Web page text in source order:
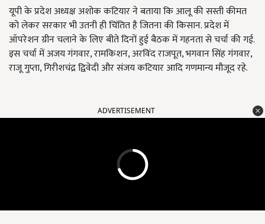
यूपी के प्रदेश अध्यक्ष अशोक कटियार ने बताया कि आलू की सस्ती कीमत
को लेकर सरकार भी उतनी ही चिंतित है जितना की किसान. प्रदेश में
ऑपरेशन ग्रीन चलाने के लिए बीते दिनों हुई बैठक में गहनता से चर्चा की गई.
इस चर्चा में अजय गंगवार,रामकिशन,अरविंद राजपूत,भगवान सिंह गंगवार,
राजू गुप्ता,गिरीशचंद्र द्विवेदी और संजय कटियार आदि गणमान्य मौजूद रहे.
ADVERTISEMENT